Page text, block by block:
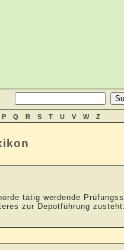
P Q R S T U V W Z
tätig werdende
zur Depotführung